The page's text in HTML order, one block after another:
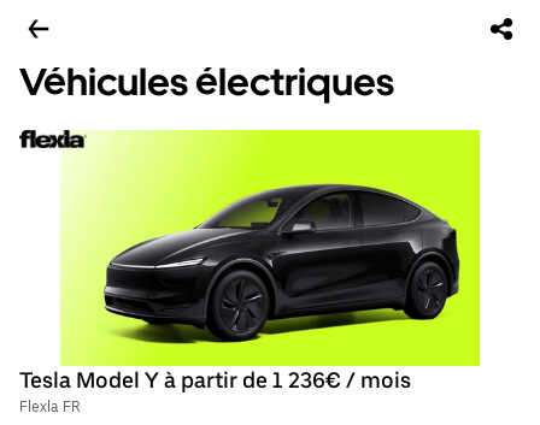
Véhicules électriques
Tesla Model Y à partir de 1 236€ / mois
Flexla FR